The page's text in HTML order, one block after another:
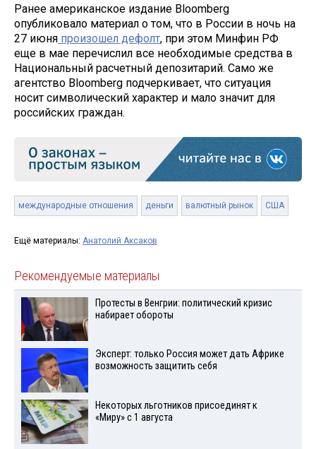
Ранее американское издание Bloomberg
опубликовало материал о том, что в России в ночь на
27 июня произошел дефолт, при этом Минфин РФ
еще в мае перечислил все необходимые средства в
Национальный расчетный депозитарий. Само же
агентство Bloomberg подчеркивает, что ситуация
носит символический характер и мало значит для
российских граждан.
международные отношения деньги валютный рынок США
Ещё материалы: Анатолий Аксаков
Рекомендуемые материалы
Протесты в Венгрии: политический кризис
набирает обороты
Эксперт: только Россия может дать Африке
возможность защитить себя
Некоторых льготников присоединят к
«Миру» с 1 августа